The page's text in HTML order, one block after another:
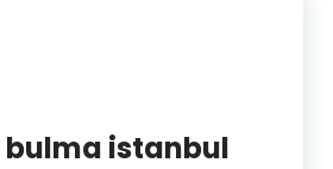
bulma istanbul